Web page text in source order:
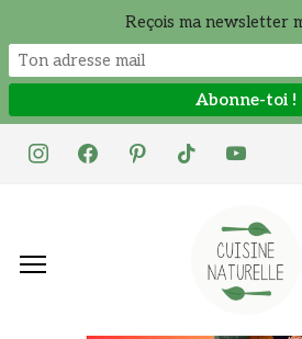
instagramfacebookpinteresttiktok youtube
Reçois ma newsletter